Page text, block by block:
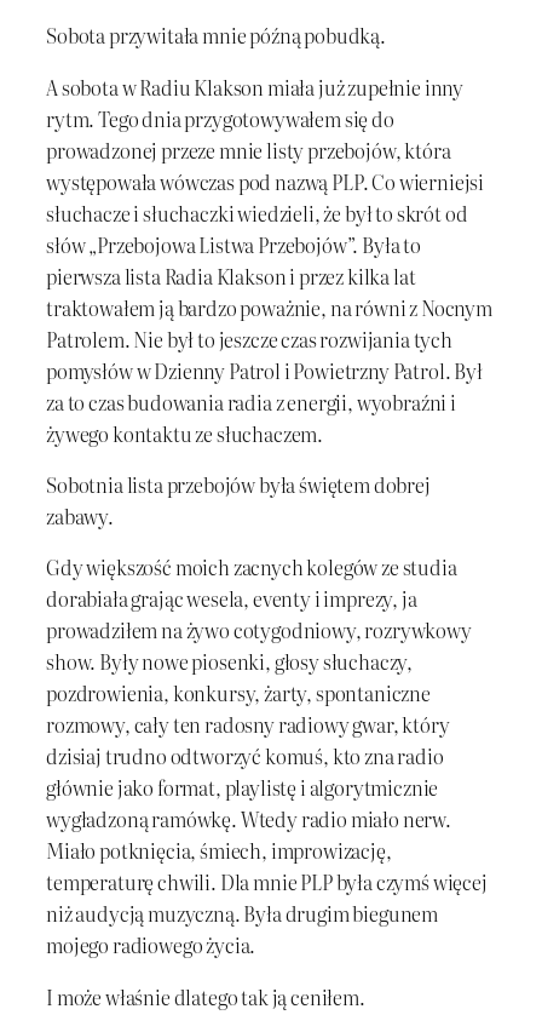
Sobota przywitała mnie późną pobudką.
A sobota w Radiu Klakson miała już zupełnie inny
rytm. Tego dnia przygotowywałem się do
prowadzonej przeze mnie listy przebojów, która
występowała wówczas pod nazwą PLP. Co wierniejsi
słuchacze i słuchaczki wiedzieli, że był to skrót od
słów „Przebojowa Listwa Przebojów”. Była to
pierwsza lista Radia Klakson i przez kilka lat
traktowałem ją bardzo poważnie, na równi z Nocnym
Patrolem. Nie był to jeszcze czas rozwijania tych
pomysłów w Dzienny Patrol i Powietrzny Patrol. Był
za to czas budowania radia z energii, wyobraźni i
żywego kontaktu ze słuchaczem.
Sobotnia lista przebojów była świętem dobrej
zabawy.
Gdy większość moich zacnych kolegów ze studia
dorabiała grając wesela, eventy i imprezy, ja
prowadziłem na żywo cotygodniowy, rozrywkowy
show. Były nowe piosenki, głosy słuchaczy,
pozdrowienia, konkursy, żarty, spontaniczne
rozmowy, cały ten radosny radiowy gwar, który
dzisiaj trudno odtworzyć komuś, kto zna radio
głównie jako format, playlistę i algorytmicznie
wygładzoną ramówkę. Wtedy radio miało nerw.
Miało potknięcia, śmiech, improwizację,
temperaturę chwili. Dla mnie PLP była czymś więcej
niż audycją muzyczną. Była drugim biegunem
mojego radiowego życia.
I może właśnie dlatego tak ją ceniłem.